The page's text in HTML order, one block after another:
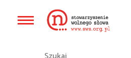
Główna